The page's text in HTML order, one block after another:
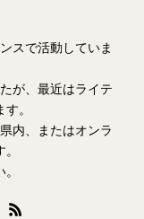
スで活動していま
が、最近はライテ
。
内、またはオンラ